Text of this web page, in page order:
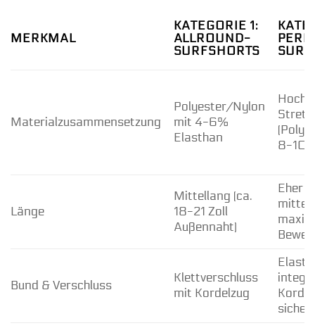
MERKMAL
KATEGORIE 1:
ALLROUND-
SURFSHORTS
Materialzusammensetzung
Polyester/Nylon
mit 4-6%
Elasthan
8-
Länge
Mittellang (ca.
18-21 Zoll
Außennaht)
Eher
Bund & Verschluss
Klettverschluss
mit Kordelzug